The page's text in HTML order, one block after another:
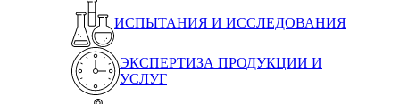
ИСПЫТАНИЯ И ИССЛЕДОВАНИЯ
ЭКСПЕРТИЗА ПРОДУКЦИИ И
УСЛУГ